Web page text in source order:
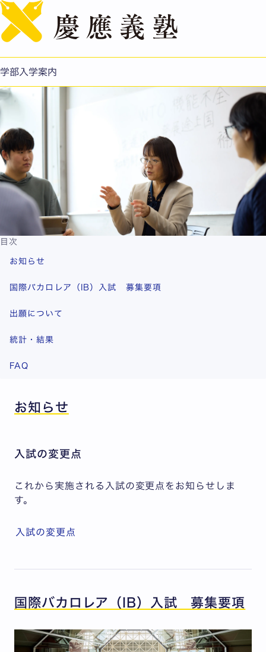
学部入学案内
国際バカロレア（IB）入試
い。
目次
お知らせ
国際バカロレア（IB）入試 募集要項
出願について
統計・結果
FAQ
お知らせ
入試の変更点
これから実施される入試の変更点をお知らせしま
す。
入試の変更点
国際バカロレア（IB）入試 募集要項